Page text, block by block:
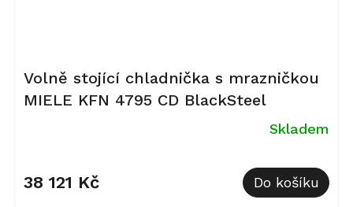
Volně stojící chladnička s mrazničkou
MIELE KFN 4795 CD BlackSteel
produktu
Skladem
38 121 Kč Do košíku